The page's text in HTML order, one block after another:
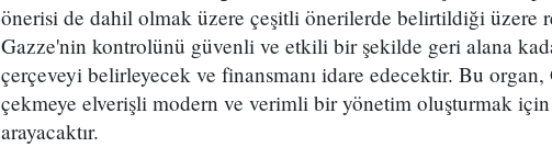
önerisi de dahil olmak üzere çeşitli önerilerde belirtildiği üzere
Gazze'nin kontrolünü güvenli ve etkili bir şekilde geri alana
çerçeveyi belirleyecek ve finansmanı idare edecektir. Bu organ,
çekmeye elverişli modern ve verimli bir yönetim oluşturmak için
arayacaktır.